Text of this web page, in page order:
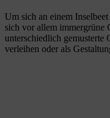
Um sich an einem
sich vor allem immergrüne
unterschiedlich gemusterte
verleihen oder als